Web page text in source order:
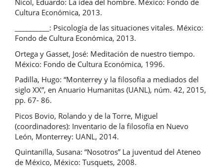
Cultura Económica, 2013.
__________: Psicología de las situaciones vitales. México:
Fondo de Cultura Económica, 2013.
Ortega y Gasset, José: Meditación de nuestro tiempo.
México: Fondo de Cultura Económica, 1996.
Padilla, Hugo: “Monterrey y la filosofía a mediados del
siglo XX”, en Anuario Humanitas (UANL), núm. 42, 2015,
pp. 67- 86.
Picos Bovio, Rolando y de la Torre, Miguel
(coordinadores): Inventario de la filosofía en Nuevo
León, Monterrey: UANL, 2014.
Quintanilla, Susana: “Nosotros” La juventud del Ateneo
de México, México: Tusquets, 2008.